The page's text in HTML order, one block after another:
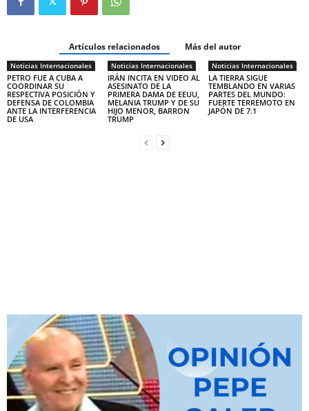
Artículos relacionados Más del autor
Noticias Internacionales
PETRO FUE A CUBA A
COORDINAR SU
RESPECTIVA POSICIÓN Y
DEFENSA DE COLOMBIA
ANTE LA INTERFERENCIA
DE USA
Noticias Internacionales
IRÁN INCITA EN VIDEO AL
ASESINATO DE LA
PRIMERA DAMA DE EEUU,
MELANIA TRUMP Y DE SU
HIJO MENOR, BARRON
TRUMP
Noticias Internacionales
LA TIERRA SIGUE
TEMBLANDO EN VARIAS
PARTES DEL MUNDO:
FUERTE TERREMOTO EN
JAPÓN DE 7.1